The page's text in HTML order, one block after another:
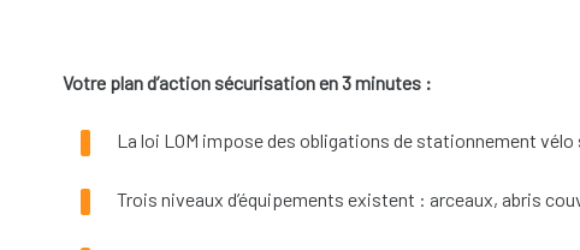
Votre plan d’action sécurisation en 3 minutes :
La loi LOM impose des obligations de stationnement
Trois niveaux d’équipements existent : arceaux, abris